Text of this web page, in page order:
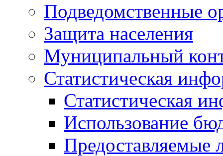
Подведомственные
Защита населения
Муниципальный
Статистическая
Статистическая
Использование
Предоставляемые